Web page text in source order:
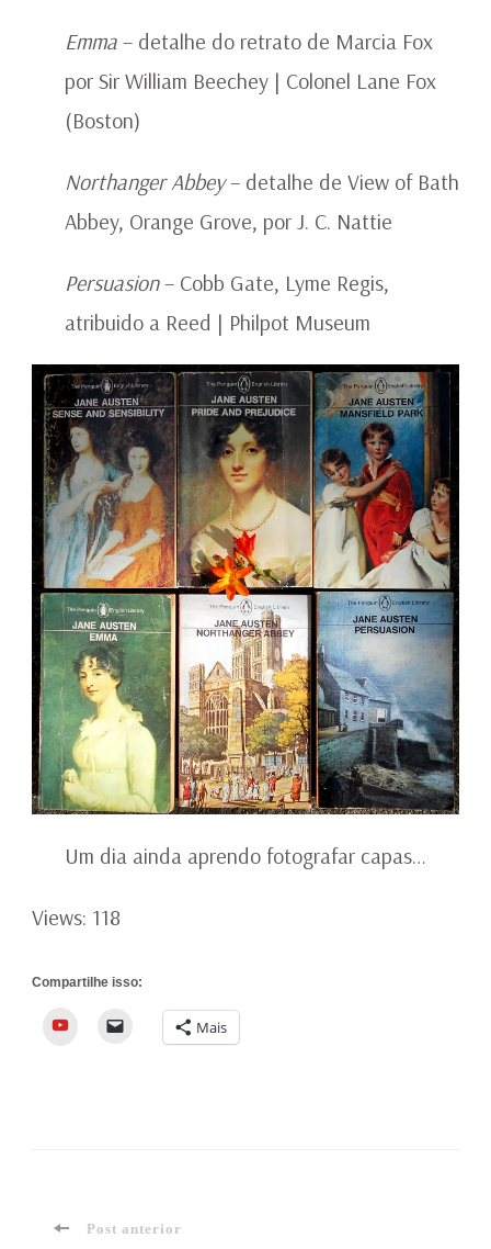
Emma – detalhe do retrato de Marcia Fox
por Sir William Beechey | Colonel Lane Fox
(Boston)
Northanger Abbey– detalhe de View of Bath
Abbey, Orange Grove, por J. C. Nattie
Persuasion– Cobb Gate, Lyme Regis,
atribuido a Reed | Philpot Museum
Um dia ainda aprendo fotografar capas…
Views: 118
Compartilhe isso:
YouTube Mais
Post anterior